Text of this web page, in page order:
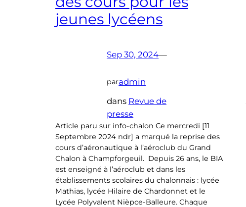
jeunes lycéens
Sep 30, 2024—
paradmin
dans Revue de
presse
Article paru sur info-chalon Ce mercredi [11
Septembre 2024 ndr] a marqué la reprise des
cours d’aéronautique à l’aéroclub du Grand
Chalon à Champforgeuil. Depuis 26 ans, le BIA
est enseigné à l’aéroclub et dans les
établissements scolaires du chalonnais : lycée
Mathias, lycée Hilaire de Chardonnet et le
Lycée Polyvalent Nièpce-Balleure. Chaque